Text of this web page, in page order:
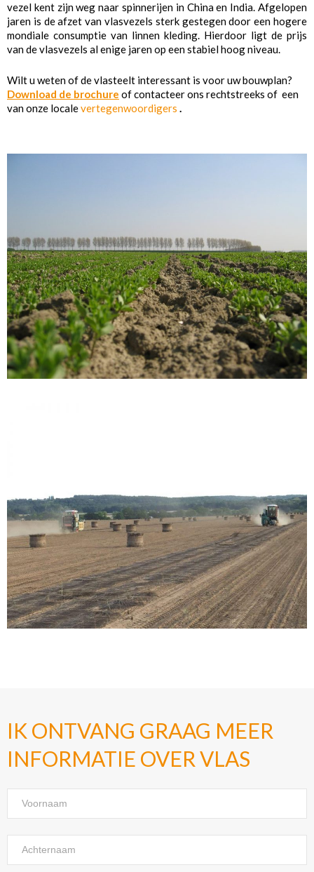
vezel kent zijn weg naar spinnerijen in China en India. Afgelopen
jaren is de afzet van vlasvezels sterk gestegen door een hogere
mondiale consumptie van linnen kleding. Hierdoor ligt de prijs
van de vlasvezels al enige jaren op een stabiel hoog niveau.
Wilt u weten of de vlasteelt interessant is voor uw bouwplan?
Download de brochure of contacteer ons rechtstreeks of een
van onze localevertegenwoordigers .
IK ONTVANG GRAAG MEER
INFORMATIE OVER VLAS